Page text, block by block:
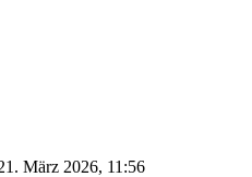
März 2026, 11:56